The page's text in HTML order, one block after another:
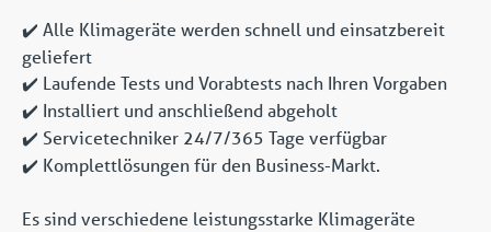
✔️ Alle Klimageräte werden schnell und einsatzbereit
geliefert
✔️ Laufende Tests und Vorabtests nach Ihren Vorgaben
✔️ Installiert und anschließend abgeholt
✔️ Servicetechniker 24/7/365 Tage verfügbar
✔️ Komplettlösungen für den Business-Markt.
Es sind verschiedene leistungsstarke Klimageräte